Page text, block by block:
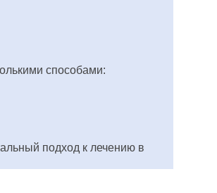
способами:
подход к лечению в